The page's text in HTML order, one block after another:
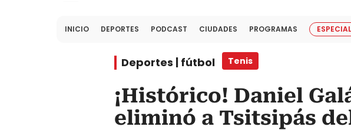
INICIO DEPORTES PODCAST CIUDADES PROGRAMAS
Deportes | fútbol Tenis
¡Histórico! Daniel
eliminó a Tsitsipás